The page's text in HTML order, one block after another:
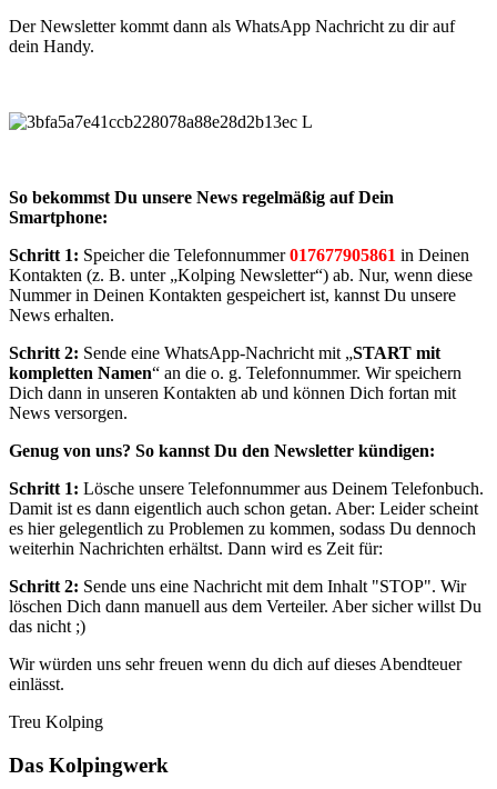
Der Newsletter kommt dann als WhatsApp Nachricht zu dir auf
dein Handy.
So bekommst Du unsere News regelmäßig auf Dein
Smartphone:
Schritt 1: Speicher die Telefonnummer017677905861 in Deinen
Kontakten (z. B. unter „Kolping Newsletter“) ab. Nur, wenn diese
Nummer in Deinen Kontakten gespeichert ist, kannst Du unsere
News erhalten.
Schritt 2: Sende eine WhatsApp-Nachricht mit „START mit
kompletten Namen“ an die o. g. Telefonnummer. Wir speichern
Dich dann in unseren Kontakten ab und können Dich fortan mit
News versorgen.
Genug von uns? So kannst Du den Newsletter kündigen:
Schritt 1: Lösche unsere Telefonnummer aus Deinem Telefonbuch.
Damit ist es dann eigentlich auch schon getan. Aber: Leider scheint
es hier gelegentlich zu Problemen zu kommen, sodass Du dennoch
weiterhin Nachrichten erhältst. Dann wird es Zeit für:
Schritt 2: Sende uns eine Nachricht mit dem Inhalt "STOP". Wir
löschen Dich dann manuell aus dem Verteiler. Aber sicher willst Du
das nicht ;)
Wir würden uns sehr freuen wenn du dich auf dieses Abendteuer
einlässt.
Treu Kolping
Das Kolpingwerk